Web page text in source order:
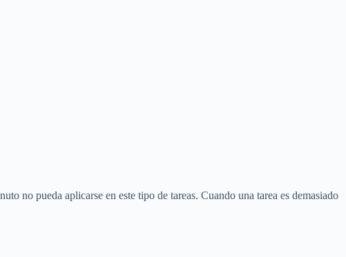
no pueda aplicarse en este tipo de tareas. Cuando una tarea es demasiado